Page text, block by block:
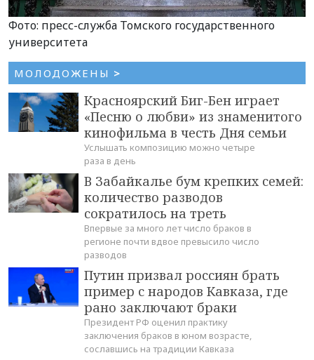
Фото: пресс-служба Томского государственного
университета
МОЛОДОЖЕНЫ >
Красноярский Биг-Бен играет
«Песню о любви» из знаменитого
кинофильма в честь Дня семьи
Услышать композицию можно четыре
раза в день
В Забайкалье бум крепких семей:
количество разводов
сократилось на треть
Впервые за много лет число браков в
регионе почти вдвое превысило число
разводов
Путин призвал россиян брать
пример с народов Кавказа, где
рано заключают браки
Президент РФ оценил практику
заключения браков в юном возрасте,
сославшись на традиции Кавказа